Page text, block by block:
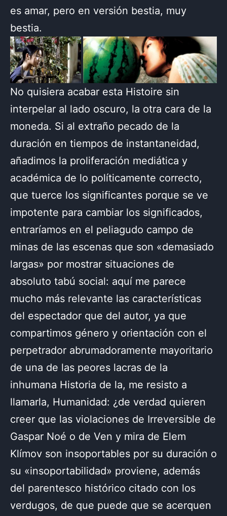
es amar, pero en versión bestia, muy
bestia.
No quisiera acabar esta Histoire sin
interpelar al lado oscuro, la otra cara de la
moneda. Si al extraño pecado de la
duración en tiempos de instantaneidad,
añadimos la proliferación mediática y
académica de lo políticamente correcto,
que tuerce los significantes porque se ve
impotente para cambiar los significados,
entraríamos en el peliagudo campo de
minas de las escenas que son «demasiado
largas» por mostrar situaciones de
absoluto tabú social: aquí me parece
mucho más relevante las características
del espectador que del autor, ya que
compartimos género y orientación con el
perpetrador abrumadoramente mayoritario
de una de las peores lacras de la
inhumana Historia de la, me resisto a
llamarla, Humanidad: ¿de verdad quieren
creer que las violaciones de Irreversible de
Gaspar Noé o de Ven y mira de Elem
Klímov son insoportables por su duración o
su «insoportabilidad» proviene, además
del parentesco histórico citado con los
verdugos, de que puede que se acerquen